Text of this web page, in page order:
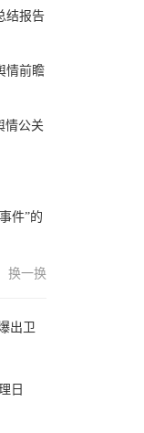
结报告
情前瞻
情公关
件”的
换一换
出卫
日